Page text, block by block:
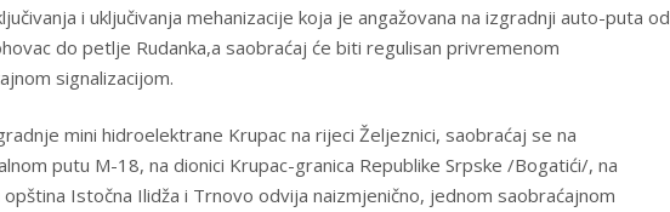
i uključivanja mehanizacije koja je angažovana na izgradnji auto-puta od
do petlje Rudanka,a saobraćaj će biti regulisan privremenom
signalizacijom.
mini hidroelektrane Krupac na rijeci Željeznici, saobraćaj se na
putu M-18, na dionici Krupac-granica Republike Srpske /Bogatići/, na
Istočna Ilidža i Trnovo odvija naizmjenično, jednom saobraćajnom